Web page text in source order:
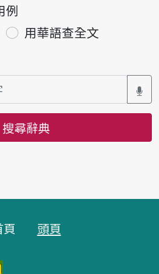
例
用華語查全文
搜尋辭典
頁 頭頁